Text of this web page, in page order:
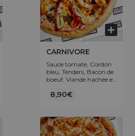
CARNIVORE
Sauce tomate, Cordon
bleu, Tenders, Bacon de
boeuf, Viande hachée et
8,90€